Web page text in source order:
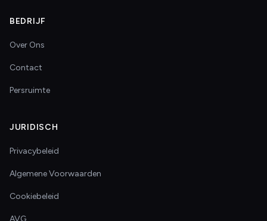
BEDRIJF
Over Ons
Contact
Persruimte
JURIDISCH
Privacybeleid
Algemene Voorwaarden
Cookiebeleid
AVG